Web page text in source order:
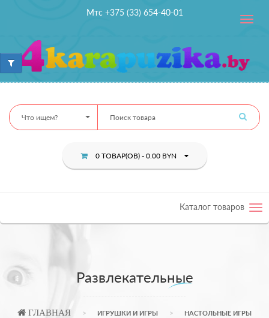
Мтс +375 (33) 654-40-01
Toggle
Что ищем?
0 ТОВАР(ОВ) - 0.00 BYN
Каталог товаров
Развлекательные
ГЛАВНАЯ ИГРУШКИ И ИГРЫ НАСТОЛЬНЫЕ ИГРЫ